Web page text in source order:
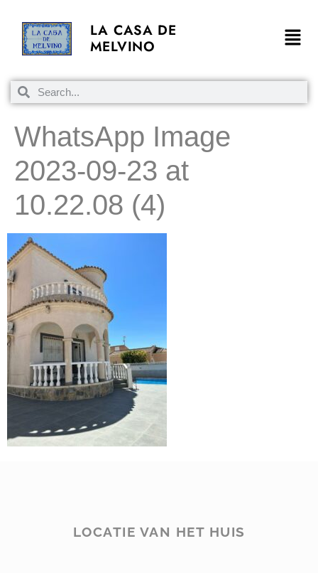
LA CASA DE
MELVINO
WhatsApp Image
2023-09-23 at
10.22.08 (4)
LOCATIE VAN HET HUIS